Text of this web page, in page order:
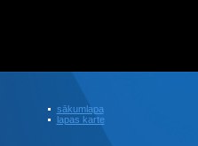
sākumlapa
lapas karte